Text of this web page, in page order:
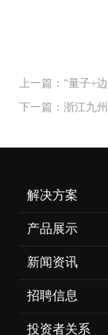
上一篇：“量子+
下一篇：浙江九
解决方案
产品展示
新闻资讯
招聘信息
投资者关系